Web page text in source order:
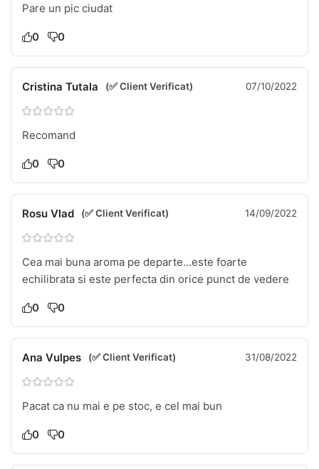
Pare un pic ciudat
0 0
Cristina Tutala (✅ Client Verificat) 07/10/2022
Recomand
0 0
Rosu Vlad (✅ Client Verificat) 14/09/2022
Cea mai buna aroma pe departe…este foarte
echilibrata si este perfecta din orice punct de vedere
0 0
Ana Vulpes (✅ Client Verificat) 31/08/2022
Pacat ca nu mai e pe stoc, e cel mai bun
0 0